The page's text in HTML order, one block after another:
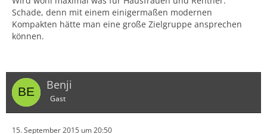
Schade, denn mit einem einigermaßen modernen
Kompakten hätte man eine große Zielgruppe ansprechen
können.
Benji
Gast
15. September 2015 um 20:50